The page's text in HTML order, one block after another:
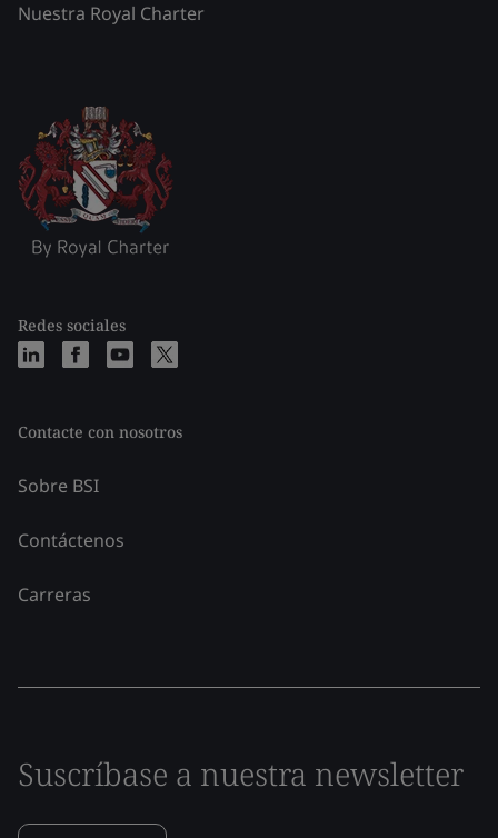
Nuestra Royal Charter
Redes sociales
Contacte con nosotros
Sobre BSI
Contáctenos
Carreras
Suscríbase a nuestra newsletter